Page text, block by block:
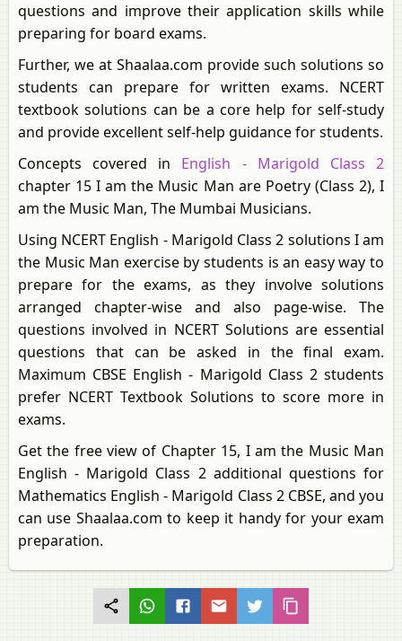
questions and improve their application skills while
preparing for board exams.
Further, we at Shaalaa.com provide such solutions so
students can prepare for written exams. NCERT
textbook solutions can be a core help for self-study
and provide excellent self-help guidance for students.
Concepts covered in English - Marigold Class 2
chapter 15 I am the Music Man are Poetry (Class 2), I
am the Music Man, The Mumbai Musicians.
Using NCERT English - Marigold Class 2 solutions I am
the Music Man exercise by students is an easy way to
prepare for the exams, as they involve solutions
arranged chapter-wise and also page-wise. The
questions involved in NCERT Solutions are essential
questions that can be asked in the final exam.
Maximum CBSE English - Marigold Class 2 students
prefer NCERT Textbook Solutions to score more in
exams.
Get the free view of Chapter 15, I am the Music Man
English - Marigold Class 2 additional questions for
Mathematics English - Marigold Class 2 CBSE, and you
can use Shaalaa.com to keep it handy for your exam
preparation.